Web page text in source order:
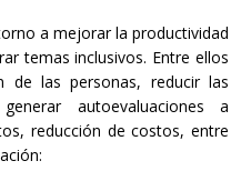
a mejorar la productividad
temas inclusivos. Entre ellos
de las personas, reducir las
autoevaluaciones a
reducción de costos, entre